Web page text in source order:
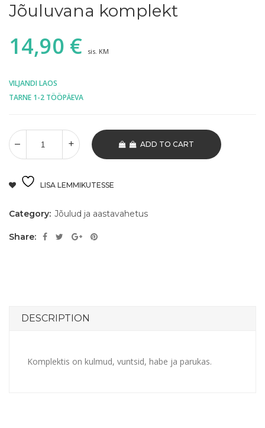
Jõuluvana komplekt
14,90 € sis. KM
VILJANDI LAOS
TARNE 1-2 TÖÖPÄEVA
ADD TO CART
LISA LEMMIKUTESSE
Category: Jõulud ja aastavahetus
Share:
DESCRIPTION
Komplektis on kulmud, vuntsid, habe ja parukas.